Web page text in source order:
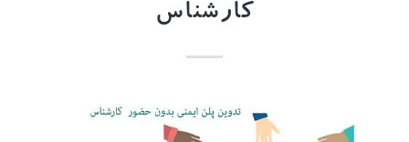
کارشناس